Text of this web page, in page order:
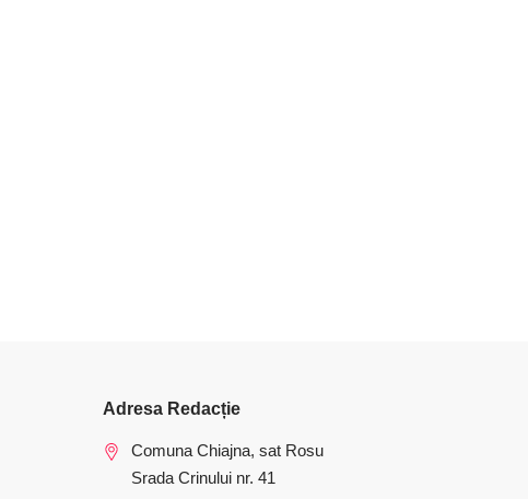
Adresa Redacție
Comuna Chiajna, sat Rosu
Srada Crinului nr. 41